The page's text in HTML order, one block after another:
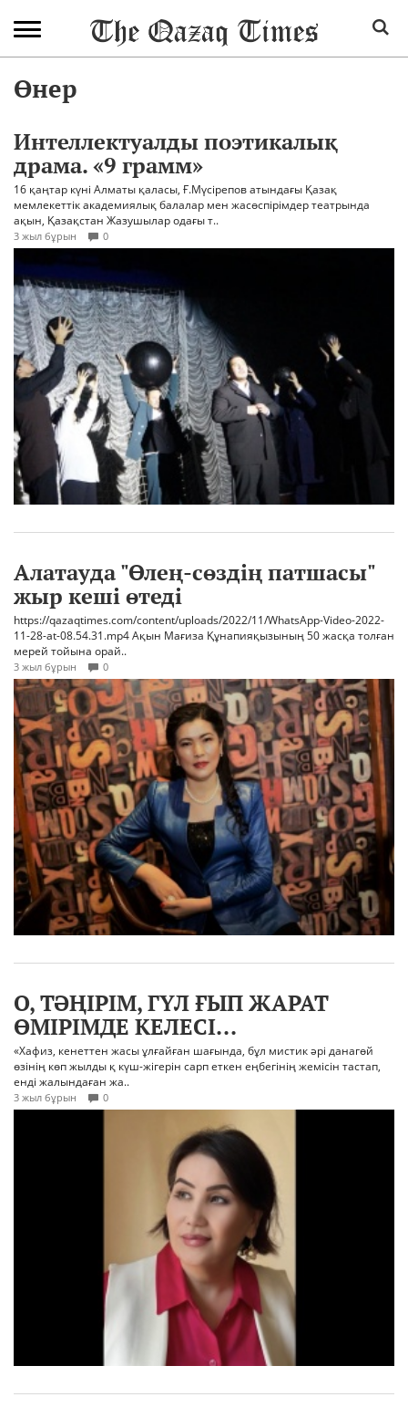
Өнер
Интеллектуалды поэтикалық
драма. «9 грамм»
16 қаңтар күні Алматы қаласы, Ғ.Мүсірепов атындағы Қазақ
мемлекеттік академиялық балалар мен жасөспірімдер театрында
ақын, Қазақстан Жазушылар одағы т..
3 жыл бұрын 0
Алатауда "Өлең-сөздің патшасы"
жыр кеші өтеді
https://qazaqtimes.com/content/uploads/2022/11/WhatsApp-Video-2022-
11-28-at-08.54.31.mp4 Ақын Мағиза Құнапияқызының 50 жасқа толған
мерей тойына орай..
3 жыл бұрын 0
О, ТӘҢІРІМ, ГҮЛ ҒЫП ЖАРАТ
ӨМІРІМДЕ КЕЛЕСІ...
«Хафиз, кенеттен жасы ұлғайған шағында, бұл мистик әрі данагөй
өзінің көп жылды қ күш-жігерін сарп еткен еңбегінің жемісін тастап,
енді жалындаған жа..
3 жыл бұрын 0